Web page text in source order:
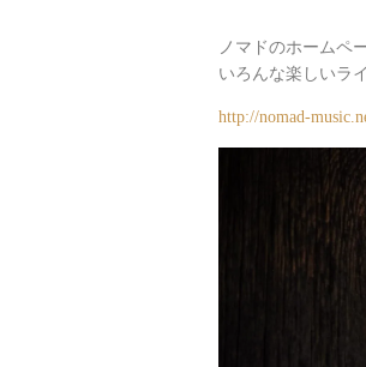
ノマドのホームペ
いろんな楽しいラ
http://nomad-